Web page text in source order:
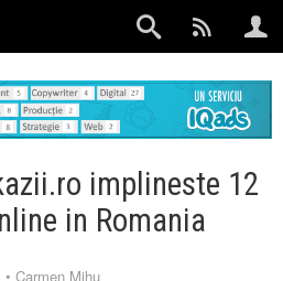
implineste 12
in Romania
• Carmen Mihu